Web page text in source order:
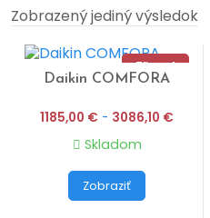
Zobrazený jediný výsledok
Zľava!
Daikin COMFORA
1185,00 € - 3086,10 €
Skladom
Zobraziť